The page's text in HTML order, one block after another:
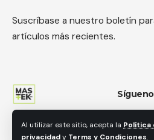
Al utilizar este sitio, acepta la Política
privacidady Terms y Condiciones.
Suscríbase a nuestro boletín
artículos más recientes.
© 2018 MastekHw Service